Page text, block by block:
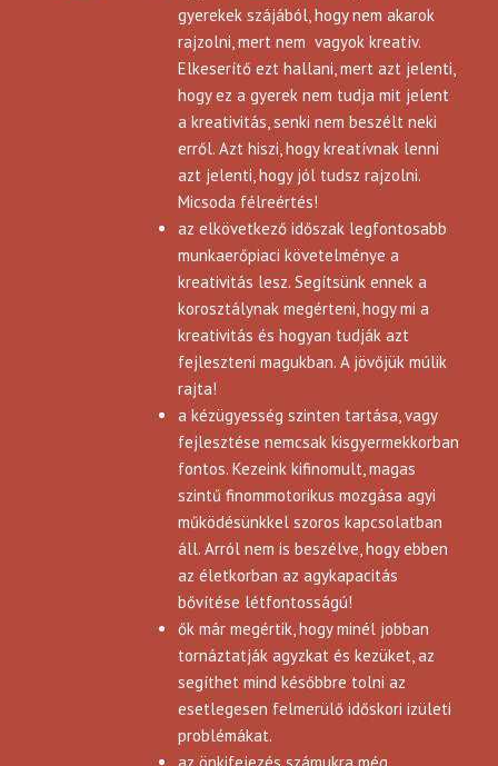
gyerekek szájából, hogy nem akarok
rajzolni, mert nem vagyok kreatív.
Elkeserítő ezt hallani, mert azt jelenti,
hogy ez a gyerek nem tudja mit jelent
a kreativitás, senki nem beszélt neki
erről. Azt hiszi, hogy kreatívnak lenni
azt jelenti, hogy jól tudsz rajzolni.
Micsoda félreértés!
az elkövetkező időszak legfontosabb
munkaerőpiaci követelménye a
kreativitás lesz. Segítsünk ennek a
korosztálynak megérteni, hogy mi a
kreativitás és hogyan tudják azt
fejleszteni magukban. A jövőjük múlik
rajta!
a kézügyesség szinten tartása, vagy
fejlesztése nemcsak kisgyermekkorban
fontos. Kezeink kifinomult, magas
szintű finommotorikus mozgása agyi
működésünkkel szoros kapcsolatban
áll. Arról nem is beszélve, hogy ebben
az életkorban az agykapacitás
bővítése létfontosságú!
ők már megértik, hogy minél jobban
tornáztatják agyzkat és kezüket, az
segíthet mind későbbre tolni az
esetlegesen felmerülő időskori izületi
problémákat.
az önkifejezés számukra még